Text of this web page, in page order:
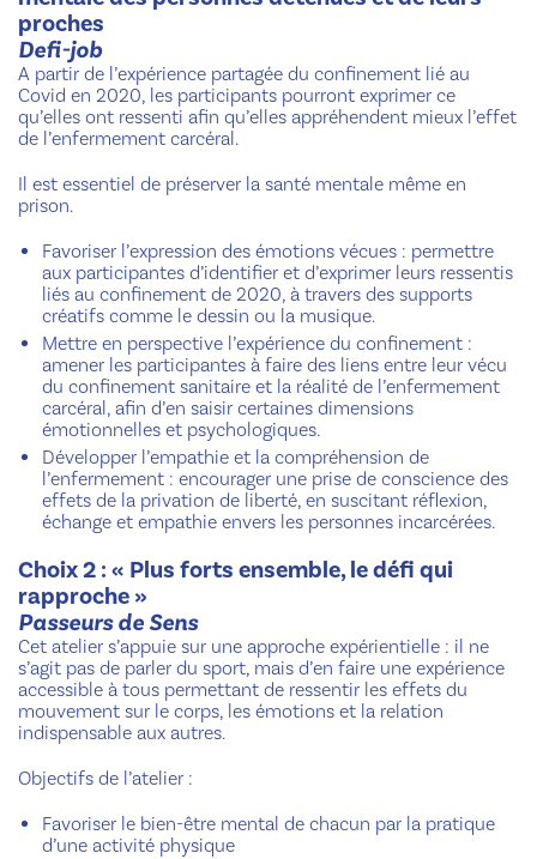
proches
Defi-job
A partir de l’expérience partagée du confinement lié au
Covid en 2020, les participants pourront exprimer ce
qu’elles ont ressenti afin qu’elles appréhendent mieux l’effet
de l’enfermement carcéral.
Il est essentiel de préserver la santé mentale même en
prison.
Favoriser l’expression des émotions vécues : permettre
aux participantes d’identifier et d’exprimer leurs ressentis
liés au confinement de 2020, à travers des supports
créatifs comme le dessin ou la musique.
Mettre en perspective l’expérience du confinement :
amener les participantes à faire des liens entre leur vécu
du confinement sanitaire et la réalité de l’enfermement
carcéral, afin d’en saisir certaines dimensions
émotionnelles et psychologiques.
Développer l’empathie et la compréhension de
l’enfermement : encourager une prise de conscience des
effets de la privation de liberté, en suscitant réflexion,
échange et empathie envers les personnes incarcérées.
Choix 2 : « Plus forts ensemble, le défi qui
rapproche »
Passeurs de Sens
Cet atelier s’appuie sur une approche expérientielle : il ne
s’agit pas de parler du sport, mais d’en faire une expérience
accessible à tous permettant de ressentir les effets du
mouvement sur le corps, les émotions et la relation
indispensable aux autres.
Objectifs de l’atelier :
Favoriser le bien-être mental de chacun par la pratique
d’une activité physique